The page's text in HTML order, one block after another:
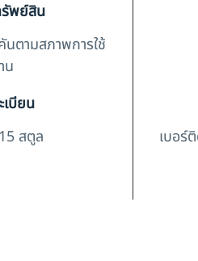
พย์สิน
ตามสภาพการใช้
น
เบียน
สตูล
เบอร์